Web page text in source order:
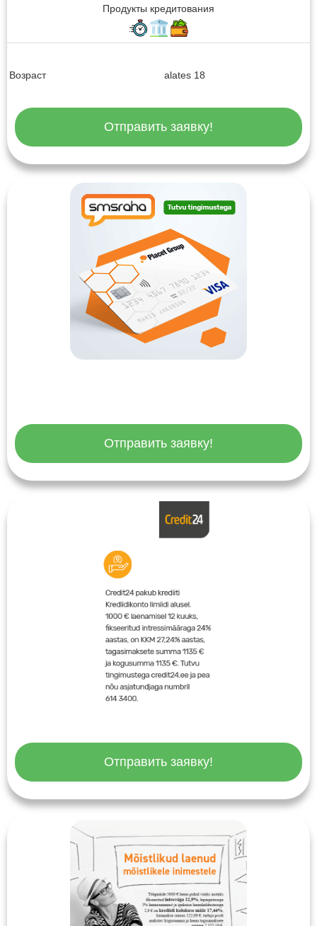
Продукты кредитования
Возраст alates 18
Отправить заявку!
Отправить заявку!
Отправить заявку!